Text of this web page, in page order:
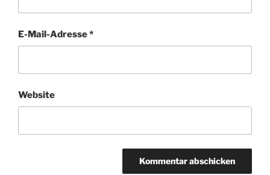
E-Mail-Adresse*
Website